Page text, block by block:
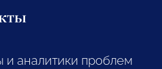
и аналитики проблем